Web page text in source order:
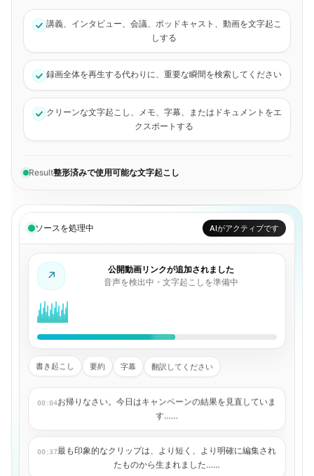
講義、インタビュー、会議、ポッドキャスト、動画を文字起こ
しする
録画全体を再生する代わりに、重要な瞬間を検索してください
クリーンな文字起こし、メモ、字幕、またはドキュメントをエ
クスポートする
Result整形済みで使用可能な文字起こし
ソースを処理中 AIがアクティブです
↗
公開動画リンクが追加されました
音声を検出中・文字起こしを準備中
書き起こし 要約 字幕 翻訳してください
00:04お帰りなさい。今日はキャンペーンの結果を見直していま
す……
00:37最も印象的なクリップは、より短く、より明確に編集され
たものから生まれました……